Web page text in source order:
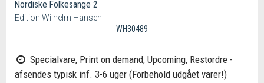
Nordiske Folkesange 2
Edition Wilhelm Hansen
WH30489
Specialvare, Print on demand, Upcoming, Restordre -
afsendes typisk inf. 3-6 uger (Forbehold udgået varer!)